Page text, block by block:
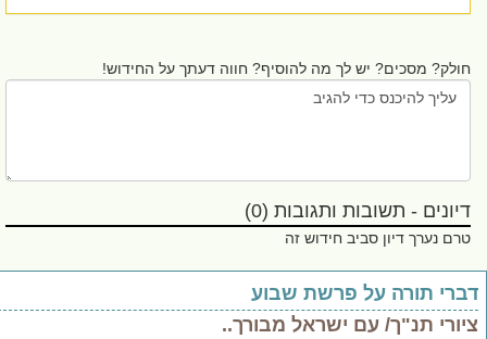
מסכים? יש לך מה להוסיף? חווה דעתך על החידוש!
- תשובות ותגובות (0)
נערך דיון סביב חידוש זה
תורה על פרשת שבוע
תנ"ך/ עם ישראל מבורך..